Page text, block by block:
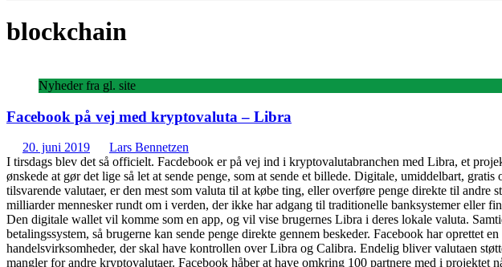
blockchain
Nyheder fra gl. site
Facebook på vej med kryptovaluta – Libra
20. juni 2019
Lars Bennetzen
I tirsdags blev det så officielt. Facdebook er på vej ind i kryptovalutabranchen med Libra, et
ønskede at gør det lige så let at sende penge, som at sende et billede. Digitale, umiddelbart,
tilsvarende valutaer, er den mest som valuta til at købe ting, eller overføre penge direkte til
milliarder mennesker rundt om i verden, der ikke har adgang til traditionelle banksystemer eller
Den digitale wallet vil komme som en app, og vil vise brugernes Libra i deres lokale valuta.
betalingssystem, så brugerne kan sende penge direkte gennem beskeder. Facebook har
handelsvirksomheder, der skal have kontrollen over Libra og Calibra. Endelig bliver valutaen
mangler for andre kryptovalutaer. Facebook håber at have omkring 100 partnere med i projektet